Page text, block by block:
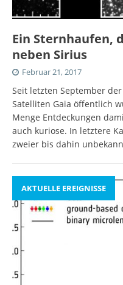
Ein Sternhaufen,
neben Sirius
Februar 21, 2017
Seit letzten September
Satelliten Gaia öffentlich
Menge Entdeckungen
auch kuriose. In letztere
zweier bis dahin
AKTUELLE EREIGNISSE